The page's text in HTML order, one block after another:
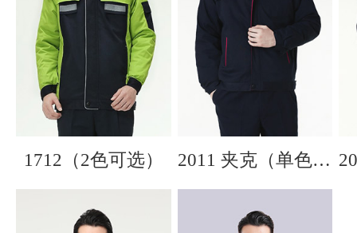
1712（2色可选） 2011 夹克（单色单款）